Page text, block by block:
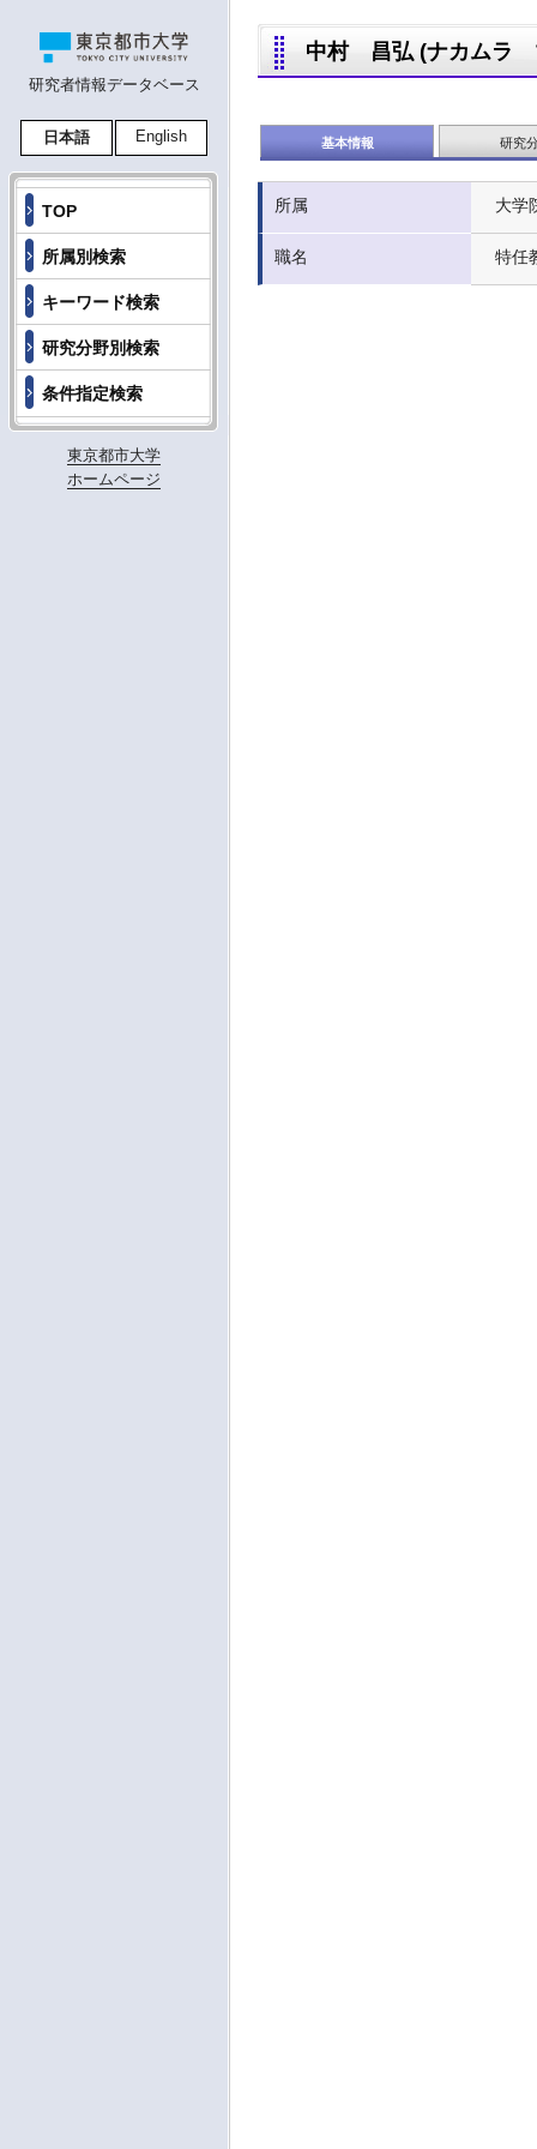
研究者情報データベース
日本語 English
TOP
所属別検索
キーワード検索
研究分野別検索
条件指定検索
東京都市大学
ホームページ
中村 昌弘 (ナカムラ
基本情報 研究
所属 大学
職名 特任